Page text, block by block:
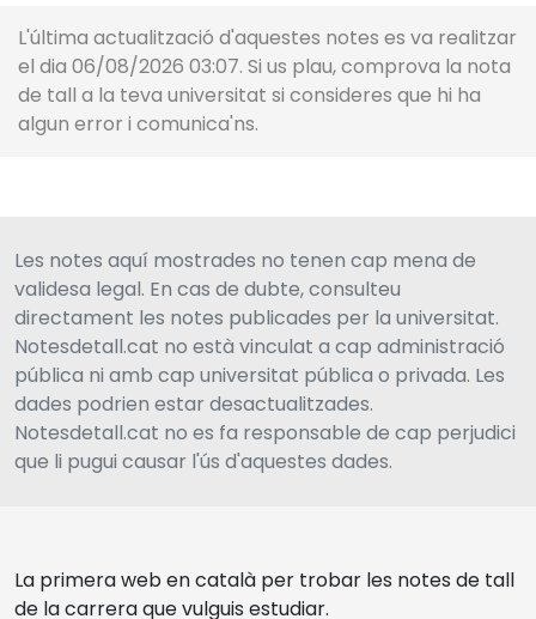
L'última actualització d'aquestes notes es va realitzar
el dia 06/08/2026 03:07. Si us plau, comprova la nota
de tall a la teva universitat si consideres que hi ha
algun error i comunica'ns.
Les notes aquí mostrades no tenen cap mena de
validesa legal. En cas de dubte, consulteu
directament les notes publicades per la universitat.
Notesdetall.cat no està vinculat a cap administració
pública ni amb cap universitat pública o privada. Les
dades podrien estar desactualitzades.
Notesdetall.cat no es fa responsable de cap perjudici
que li pugui causar l'ús d'aquestes dades.
La primera web en català per trobar les notes de tall
de la carrera que vulguis estudiar.